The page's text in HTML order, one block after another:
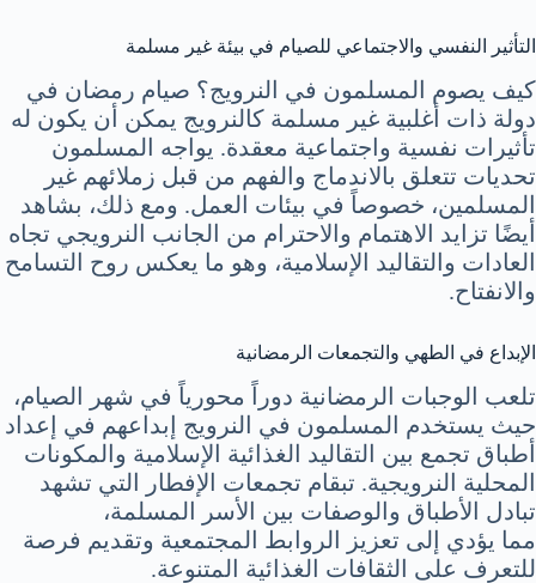
التأثير النفسي والاجتماعي للصيام في بيئة غير مسلمة
كيف يصوم المسلمون في النرويج؟ صيام رمضان في
دولة ذات أغلبية غير مسلمة كالنرويج يمكن أن يكون له
تأثيرات نفسية واجتماعية معقدة. يواجه المسلمون
تحديات تتعلق بالاندماج والفهم من قبل زملائهم غير
المسلمين، خصوصاً في بيئات العمل. ومع ذلك، بشاهد
أيضًا تزايد الاهتمام والاحترام من الجانب النرويجي تجاه
العادات والتقاليد الإسلامية، وهو ما يعكس روح التسامح
والانفتاح.
الإبداع في الطهي والتجمعات الرمضانية
تلعب الوجبات الرمضانية دوراً محورياً في شهر الصيام،
حيث يستخدم المسلمون في النرويج إبداعهم في إعداد
أطباق تجمع بين التقاليد الغذائية الإسلامية والمكونات
المحلية النرويجية. تبقام تجمعات الإفطار التي تشهد
تبادل الأطباق والوصفات بين الأسر المسلمة،
مما يؤدي إلى تعزيز الروابط المجتمعية وتقديم فرصة
للتعرف على الثقافات الغذائية المتنوعة.